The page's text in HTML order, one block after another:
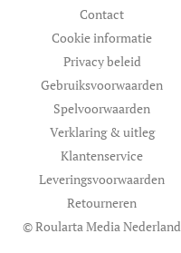
Contact
Cookie informatie
Privacy beleid
Gebruiksvoorwaarden
Spelvoorwaarden
Verklaring & uitleg
Klantenservice
Leveringsvoorwaarden
Retourneren
© Roularta Media Nederland